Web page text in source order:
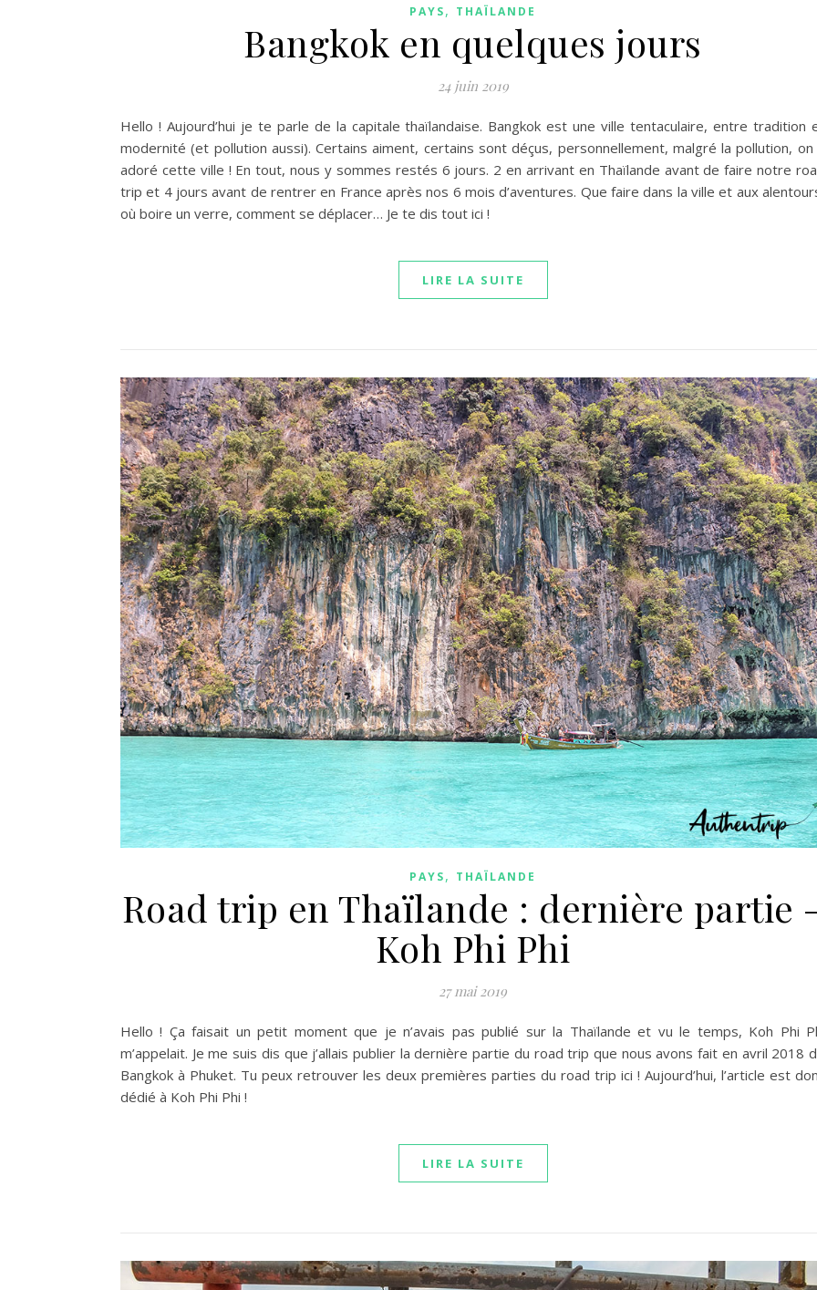
PAYS, THAÏLANDE
Bangkok en quelques jours
24 juin 2019
Hello ! Aujourd’hui je te parle de la capitale thaïlandaise. Bangkok est une ville tentaculaire, entre tradition
modernité (et pollution aussi). Certains aiment, certains sont déçus, personnellement, malgré la pollution, on
adoré cette ville ! En tout, nous y sommes restés 6 jours. 2 en arrivant en Thaïlande avant de faire notre
trip et 4 jours avant de rentrer en France après nos 6 mois d’aventures. Que faire dans la ville et aux
où boire un verre, comment se déplacer… Je te dis tout ici !
LIRE LA SUITE
PAYS, THAÏLANDE
Road trip en Thaïlande : dernière partie
Koh Phi Phi
27 mai 2019
Hello ! Ça faisait un petit moment que je n’avais pas publié sur la Thaïlande et vu le temps, Koh Phi
m’appelait. Je me suis dis que j’allais publier la dernière partie du road trip que nous avons fait en avril 2018
Bangkok à Phuket. Tu peux retrouver les deux premières parties du road trip ici ! Aujourd’hui, l’article est
dédié à Koh Phi Phi !
LIRE LA SUITE